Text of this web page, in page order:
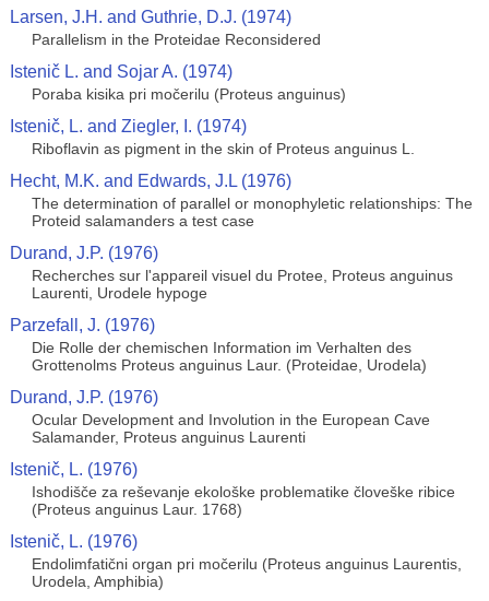
Larsen, J.H. and Guthrie, D.J. (1974)
Parallelism in the Proteidae Reconsidered
Istenič L. and Sojar A. (1974)
Poraba kisika pri močerilu (Proteus anguinus)
Istenič, L. and Ziegler, I. (1974)
Riboflavin as pigment in the skin of Proteus anguinus L.
Hecht, M.K. and Edwards, J.L (1976)
The determination of parallel or monophyletic relationships: The
Proteid salamanders a test case
Durand, J.P. (1976)
Recherches sur l'appareil visuel du Protee, Proteus anguinus
Laurenti, Urodele hypoge
Parzefall, J. (1976)
Die Rolle der chemischen Information im Verhalten des
Grottenolms Proteus anguinus Laur. (Proteidae, Urodela)
Durand, J.P. (1976)
Ocular Development and Involution in the European Cave
Salamander, Proteus anguinus Laurenti
Istenič, L. (1976)
Ishodišče za reševanje ekološke problematike človeške ribice
(Proteus anguinus Laur. 1768)
Istenič, L. (1976)
Endolimfatični organ pri močerilu (Proteus anguinus Laurentis,
Urodela, Amphibia)